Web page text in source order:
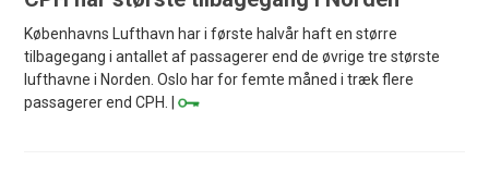
Københavns Lufthavn har i første halvår haft en større
tilbagegang i antallet af passagerer end de øvrige tre største
lufthavne i Norden. Oslo har for femte måned i træk flere
passagerer end CPH. |